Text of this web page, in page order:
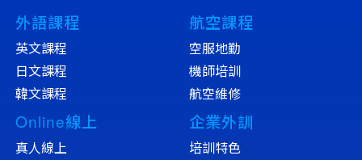
外語課程
英文課程
日文課程
韓文課程
Online線上
真人線上
航空課程
空服地勤
機師培訓
航空維修
企業外訓
培訓特色